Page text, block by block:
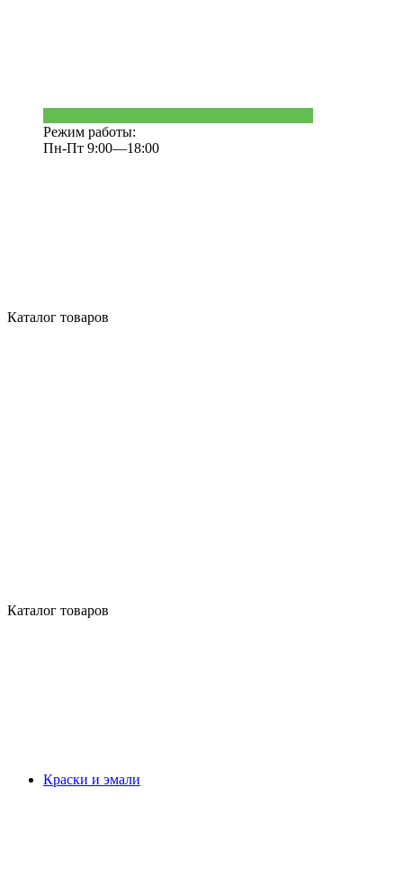
Режим работы:
Пн-Пт 9:00—18:00
Каталог товаров
Каталог товаров
Краски и эмали